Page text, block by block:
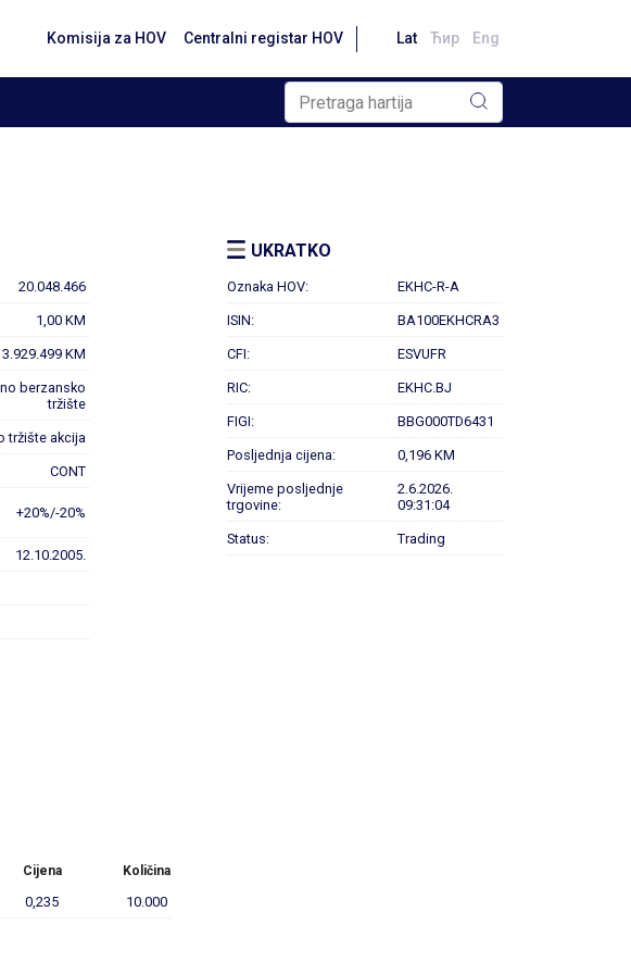
Komisija za HOV Centralni registar HOV Lat Ћир Eng
20.048.466
1,00 KM
3.929.499 KM
berzansko
tržište
tržište akcija
CONT
+20%/-20%
12.10.2005.
UKRATKO
Oznaka HOV: EKHC-R-A
ISIN: BA100EKHCRA3
CFI: ESVUFR
RIC: EKHC.BJ
FIGI: BBG000TD6431
Posljednja cijena: 0,196 KM
Vrijeme posljednje
trgovine:
2.6.2026.
09:31:04
Status: Trading
Cijena Količina
0,235 10.000